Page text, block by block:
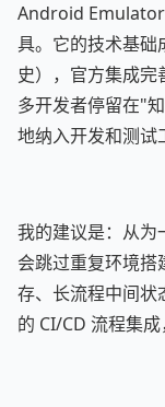
Android Emulator
具。它的技术基础
史），官方集成
多开发者停留在"
地纳入开发和测试
我的建议是：从为
会跳过重复环境
存、长流程中间状
的 CI/CD 流程集